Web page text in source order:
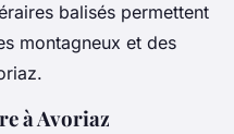
balisés permettent
montagneux et des
à Avoriaz